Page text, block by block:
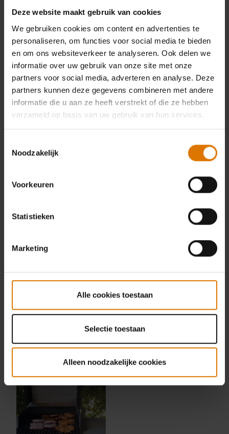
Deze website maakt gebruik van cookies
We gebruiken cookies om content en advertenties te
personaliseren, om functies voor social media te bieden
en om ons websiteverkeer te analyseren. Ook delen we
informatie over uw gebruik van onze site met onze
partners voor social media, adverteren en analyse. Deze
partners kunnen deze gegevens combineren met andere
informatie die u aan ze heeft verstrekt of die ze hebben
verzameld op basis van uw gebruik van hun services.
Noodzakelijk
Voorkeuren
Statistieken
Marketing
Alle cookies toestaan
Selectie toestaan
Alleen noodzakelijke cookies